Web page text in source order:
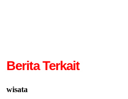
Berita Terkait
wisata